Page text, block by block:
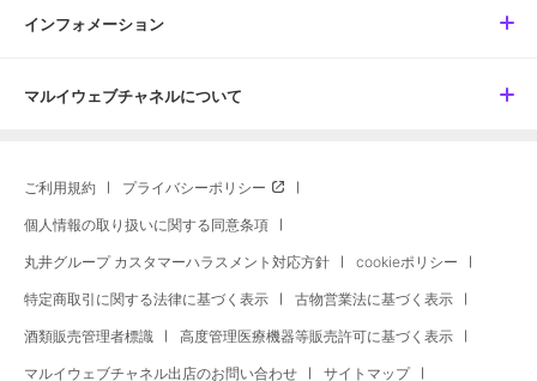
インフォメーション
マルイウェブチャネルについて
ご利用規約 プライバシーポリシー
個人情報の取り扱いに関する同意条項
丸井グループ カスタマーハラスメント対応方針 cookieポリシー
特定商取引に関する法律に基づく表示 古物営業法に基づく表示
酒類販売管理者標識 高度管理医療機器等販売許可に基づく表示
マルイウェブチャネル出店のお問い合わせ サイトマップ